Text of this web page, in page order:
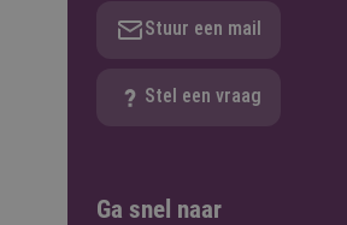
Stuur een mail
Stel een vraag
Ga snel naar